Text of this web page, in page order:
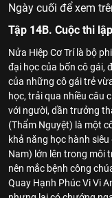
Ngày cuối để xem
Tập 14B. Cuộc thi
Nửa Hiệp Cơ Trí là bộ
đại học của bốn cô gái,
của những cô gái trẻ
học, trải qua nhiều câu
với người, dần trưởng
(Thẩm Nguyệt) là một
khả năng học hành
Nam) lớn lên trong môi
nên mắc bệnh công
Quay Hạnh Phúc Vi Vi